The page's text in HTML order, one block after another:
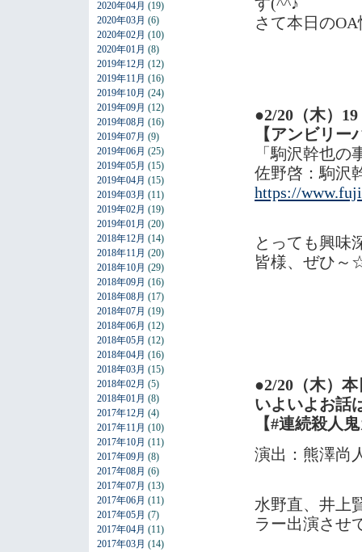
2020年04月 (19)
2020年03月 (6)
2020年02月 (10)
2020年01月 (8)
2019年12月 (12)
2019年11月 (16)
2019年10月 (24)
2019年09月 (12)
2019年08月 (16)
2019年07月 (9)
2019年06月 (25)
2019年05月 (15)
2019年04月 (15)
2019年03月 (11)
2019年02月 (19)
2019年01月 (20)
2018年12月 (14)
2018年11月 (20)
2018年10月 (29)
2018年09月 (16)
2018年08月 (17)
2018年07月 (19)
2018年06月 (12)
2018年05月 (12)
2018年04月 (16)
2018年03月 (15)
2018年02月 (5)
2018年01月 (8)
2017年12月 (4)
2017年11月 (10)
2017年10月 (11)
2017年09月 (8)
2017年08月 (6)
2017年07月 (13)
2017年06月 (11)
2017年05月 (7)
2017年04月 (11)
2017年03月 (14)
さて本日の
●2/20（木）
【アンビリ
「駒沢幹也の
佐野啓：駒沢
https://
とっても興味
皆様、ぜひ～
●2/20（木）
いよいよお話
【#連続殺人
演出：熊澤尚
水野直、井上
ラー出演させ